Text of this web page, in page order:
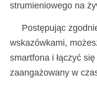
strumieniowego na
Postępując
wskazówkami,
smartfona i łączyć
zaangażowany w